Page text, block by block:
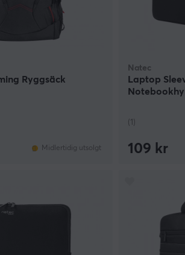
Ryggsäck
Midlertidig utsolgt
Natec
Laptop
(1)
109 kr